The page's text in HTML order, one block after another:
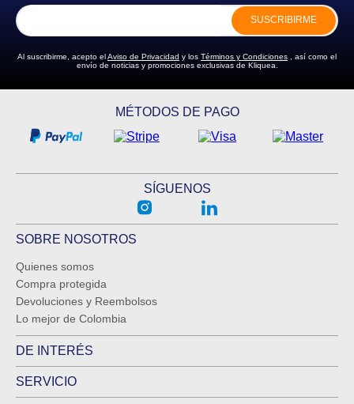
ENVIAR COMENTARIO
SUSCRIBIRME
Al suscribirme, acepto elAviso de Privacidad y los Términos y Condiciones , así como el
envío de noticias y promociones exclusivas de Kliquea.
MÉTODOS DE PAGO
SÍGUENOS
SOBRE NOSOTROS
Quienes somos
Compra protegida
Devoluciones y Reembolsos
Lo mejor de Colombia
DE INTERÉS
SERVICIO